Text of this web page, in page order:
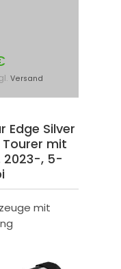
Versand
Edge Silver
Tourer mit
2023-, 5-
mit